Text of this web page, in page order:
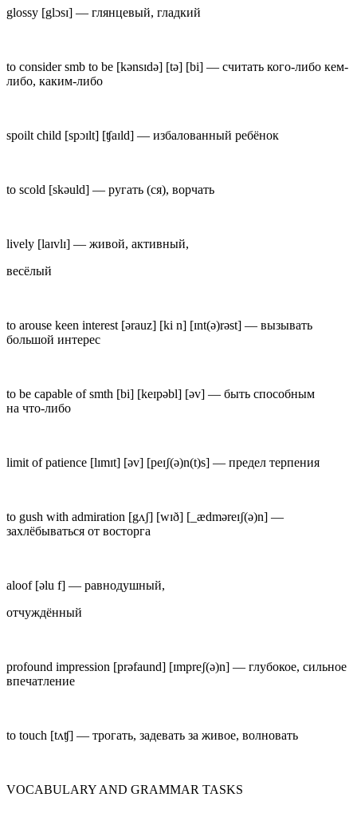
glossy [glɔsɪ] — глянцевый, гладкий
to consider smb to be [kənsɪdə] [tə] [bi] — считать кого-либо кем-
либо, каким-либо
spoilt child [spɔɪlt] [ʧaɪld] — избалованный ребёнок
to scold [skəuld] — ругать (ся), ворчать
lively [laɪvlɪ] — живой, активный,
весёлый
to arouse keen interest [ərauz] [ki n] [ɪnt(ə)rəst] — вызывать
большой интерес
to be capable of smth [bi] [keɪpəbl] [əv] — быть способным
на что-либо
limit of patience [lɪmɪt] [əv] [peɪʃ(ə)n(t)s] — предел терпения
to gush with admiration [gʌʃ] [wɪð] [_ædməreɪʃ(ə)n] —
захлёбываться от восторга
aloof[əlu f] — равнодушный,
отчуждённый
profound impression [prəfaund] [ɪmpreʃ(ə)n] — глубокое, сильное
впечатление
to touch [tʌʧ] — трогать, задевать за живое, волновать
VOCABULARY AND GRAMMAR TASKS